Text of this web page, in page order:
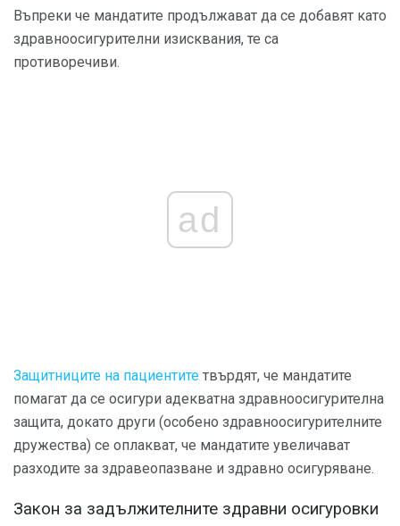
Въпреки че мандатите продължават да се добавят като
здравноосигурителни изисквания, те са
противоречиви.
ad
Защитниците на пациентите твърдят, че мандатите
помагат да се осигури адекватна здравноосигурителна
защита, докато други (особено здравноосигурителните
дружества) се оплакват, че мандатите увеличават
разходите за здравеопазване и здравно осигуряване.
Закон за задължителните здравни осигуровки